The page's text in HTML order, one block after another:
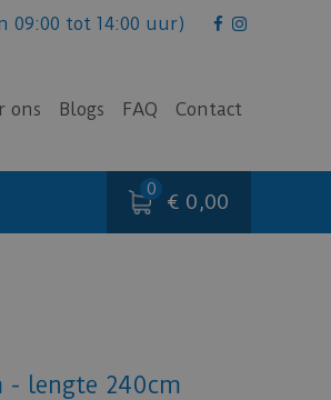
09:00 tot 14:00 uur)
ons Blogs FAQ Contact
€ 0,00
lengte 240cm